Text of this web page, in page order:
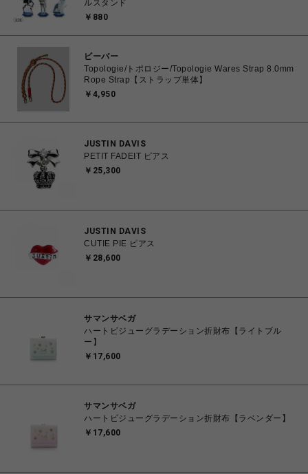
ルスタンド
￥880
ビーバー
Topologie/トポロジー/Topologie Wares Strap 8.0mm
Rope Strap【ストラップ単体】
￥4,950
JUSTIN DAVIS
PETIT FADEIT ピアス
￥25,300
JUSTIN DAVIS
CUTIE PIE ピアス
￥28,600
サマンサベガ
ハートビジューグラデーション折財布【ライトブル
ー】
￥17,600
サマンサベガ
ハートビジューグラデーション折財布【ラベンダー】
￥17,600